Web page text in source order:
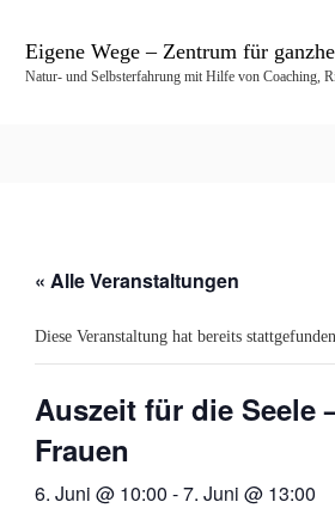
Eigene Wege – Zentrum für
Natur- und Selbsterfahrung mit Hilfe von Coaching,
« Alle Veranstaltungen
Diese Veranstaltung hat bereits
Auszeit für die Seele
Frauen
6. Juni @ 10:00 -7. Juni @ 13:00